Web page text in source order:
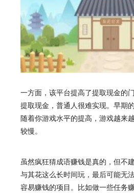
一方面，该平台提高了提取现金的
提取现金，普通人很难实现。早期
随着你游戏水平的提高，游戏越来
较慢。
虽然疯狂猜成语赚钱是真的，但不
与其花这么长时间玩，最后可能无
容易赚钱的项目。比如做一些任务